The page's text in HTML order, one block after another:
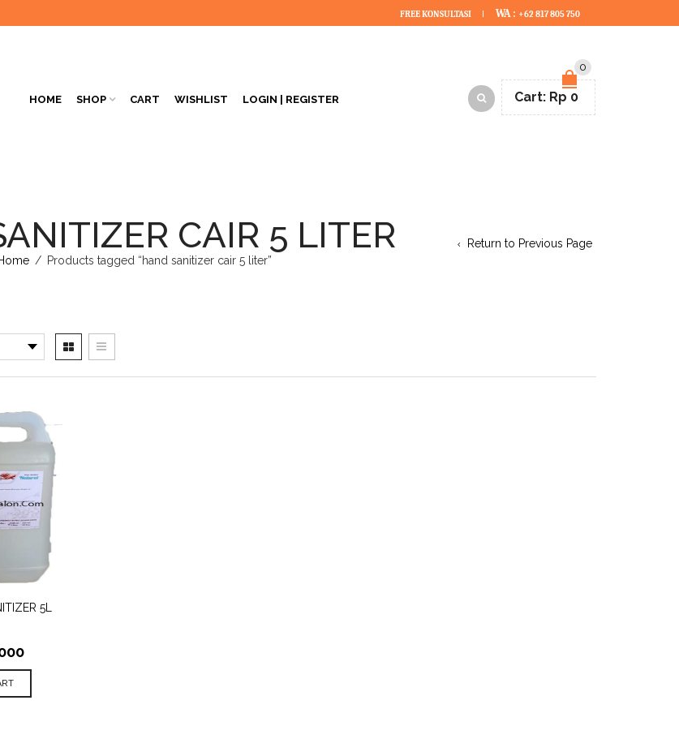
FREE KONSULTASI WA : +62 817 805 750
HOME SHOP CART WISHLIST LOGIN | REGISTER
0
Cart: Rp 0
CAIR 5 LITER
/ Products tagged “hand sanitizer cair 5 liter”
Return to Previous Page
QUICK
5L